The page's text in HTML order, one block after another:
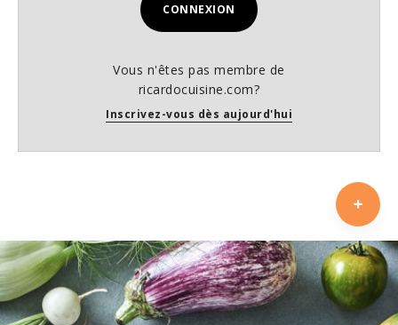
CONNEXION
Vous n'êtes pas membre de
ricardocuisine.com?
Inscrivez-vous dès aujourd'hui